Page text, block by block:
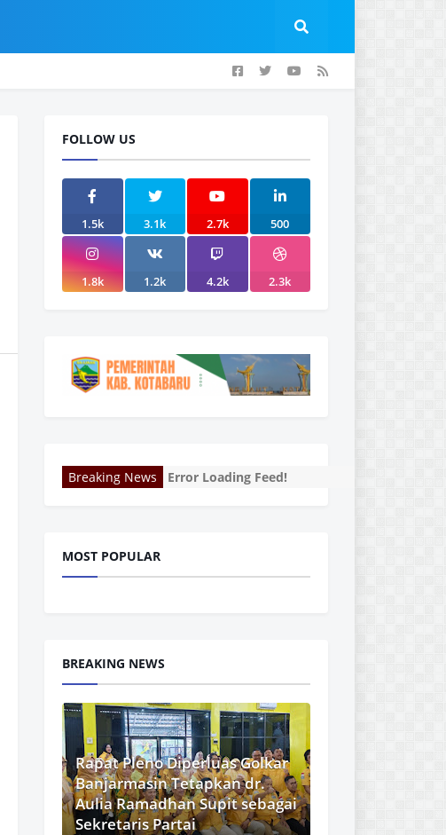
FOLLOW US
1.5k 3.1k 2.7k 500
1.8k 1.2k 4.2k 2.3k
Breaking News Error Loading Feed!
MOST POPULAR
BREAKING NEWS
Rapat Pleno Diperluas Golkar
Banjarmasin Tetapkan dr.
Aulia Ramadhan Supit sebagai
Sekretaris Partai